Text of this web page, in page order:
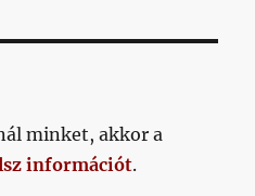
a
utolsó
munkanapja
AL
minket, akkor a
információt.